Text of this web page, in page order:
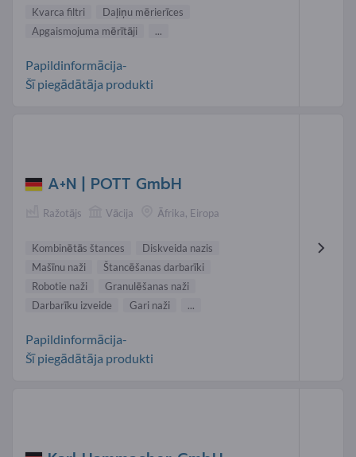
Kvarca filtri
Daļiņu mērierīces
Apgaismojuma mērītāji
...
Papildinformācija-
Šī piegādātāja produkti
A+N | POTT GmbH
Ražotājs Vācija Āfrika, Eiropa
Kombinētās štances
Diskveida nazis
Mašīnu naži
Štancēšanas darbarīki
Robotie naži
Granulēšanas naži
Darbarīku izveide
Gari naži ...
Papildinformācija-
Šī piegādātāja produkti